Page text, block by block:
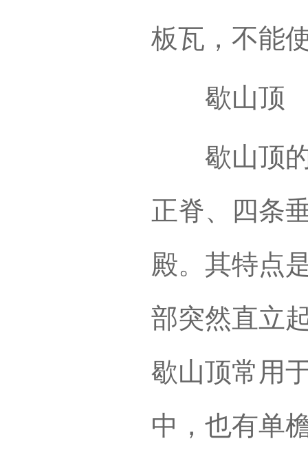
板瓦，不能
歇山顶
歇山顶的
正脊、四条
殿。其特点
部突然直立
歇山顶常用
中，也有单